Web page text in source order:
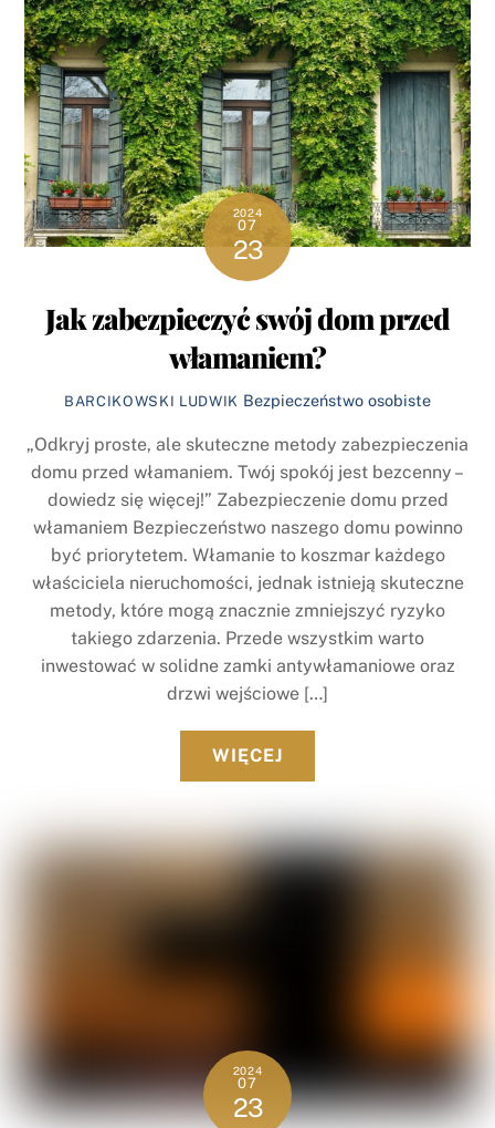
2024
07
23
Jak zabezpieczyć swój dom przed
włamaniem?
BARCIKOWSKI LUDWIK Bezpieczeństwo osobiste
„Odkryj proste, ale skuteczne metody zabezpieczenia
domu przed włamaniem. Twój spokój jest bezcenny –
dowiedz się więcej!” Zabezpieczenie domu przed
włamaniem Bezpieczeństwo naszego domu powinno
być priorytetem. Włamanie to koszmar każdego
właściciela nieruchomości, jednak istnieją skuteczne
metody, które mogą znacznie zmniejszyć ryzyko
takiego zdarzenia. Przede wszystkim warto
inwestować w solidne zamki antywłamaniowe oraz
drzwi wejściowe […]
WIĘCEJ
2024
07
23